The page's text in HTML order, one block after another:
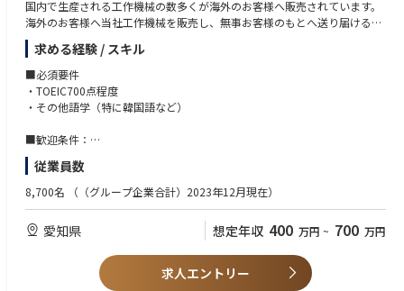
国内で生産される工作機械の数多くが海外のお客様へ販売されています。
海外のお客様へ当社工作機械を販売し、無事お客様のもとへ送り届けるた
め
現在、コロナが明け海外のお客様からの来訪が増えております。
当社ではグローバル企業として、海外からのお客様の来訪を受け入れ、
工場見学や出荷前立ち会いなどを行っております。
ーに来訪の際の対応や海外現地法人にて働く当社社員を日本国内から支援
きる方を募集しております。
業務内容：海外販社に対する国内からの支援業務。
具体的には・・・・
・海外販社への販売サポートや発注依頼に対する機械の手配・請求業務
求める経験 / スキル
■必須要件
・TOEIC700点程度
・その他語学（特に韓国語など）
■歓迎条件：
車の運転に不安のない方
（愛知県・岐阜県・三重県にある国内の工場アテンド業務に伴い車の運転
が発生します。）
従業員数
8,700名 （（グループ企業合計）2023年12月現在）
愛知県 想定年収 400 万円 ~ 700 万円
求人エントリー